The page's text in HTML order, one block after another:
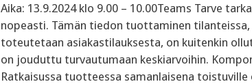
Aika: 13.9.2024 klo 9.00 – 10.00Teams Tarve
nopeasti. Tämän tiedon tuottaminen
toteutetaan asiakastilauksesta, on kuitenkin
on jouduttu turvautumaan keskiarvoihin.
Ratkaisussa tuotteessa samanlaisena